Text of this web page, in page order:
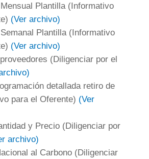
Plantilla (Informativo
(Ver archivo)
Plantilla (Informativo
(Ver archivo)
(Diligenciar por el
detallada retiro de
para el Oferente) (Ver
y Precio (Diligenciar por
archivo)
al Carbono (Diligenciar